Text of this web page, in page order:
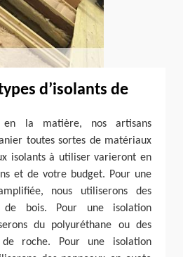
d’isolants de
en la matière, nos artisans
toutes sortes de matériaux
isolants à utiliser varieront en
et de votre budget. Pour une
nous utiliserons des
de bois. Pour une isolation
du polyuréthane ou des
roche. Pour une isolation